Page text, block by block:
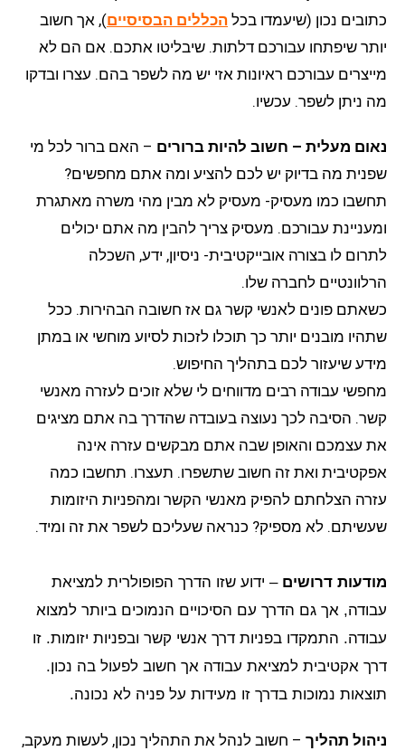
כתובים נכון (שיעמדו בכל הכללים הבסיסיים), אך חשוב
יותר שיפתחו עבורכם דלתות. שיבליטו אתכם. אם הם לא
מייצרים עבורכם ראיונות אזי יש מה לשפר בהם. עצרו ובדקו
מה ניתן לשפר. עכשיו.
נאום מעלית – חשוב להיות ברורים – האם ברור לכל מי
שפנית מה בדיוק יש לכם להציע ומה אתם מחפשים?
תחשבו כמו מעסיק- מעסיק לא מבין מהי משרה מאתגרת
ומעניינת עבורכם. מעסיק צריך להבין מה אתם יכולים
לתרום לו בצורה אובייקטיבית- ניסיון, ידע, השכלה
הרלוונטיים לחברה שלו.
כשאתם פונים לאנשי קשר גם אז חשובה הבהירות. ככל
שתהיו מובנים יותר כך תוכלו לזכות לסיוע מוחשי או במתן
מידע שיעזור לכם בתהליך החיפוש.
מחפשי עבודה רבים מדווחים לי שלא זוכים לעזרה מאנשי
קשר. הסיבה לכך נעוצה בעובדה שהדרך בה אתם מציגים
את עצמכם והאופן שבה אתם מבקשים עזרה אינה
אפקטיבית ואת זה חשוב שתשפרו. תעצרו. תחשבו כמה
עזרה הצלחתם להפיק מאנשי הקשר ומהפניות היזומות
שעשיתם. לא מספיק? כנראה שעליכם לשפר את זה ומיד.
מודעות דרושים – ידוע שזו הדרך הפופולרית למציאת
עבודה, אך גם הדרך עם הסיכויים הנמוכים ביותר למצוא
עבודה. התמקדו בפניות דרך אנשי קשר ובפניות יזומות. זו
דרך אקטיבית למציאת עבודה אך חשוב לפעול בה נכון.
תוצאות נמוכות בדרך זו מעידות על פניה לא נכונה.
ניהול תהליך – חשוב לנהל את התהליך נכון, לעשות מעקב,